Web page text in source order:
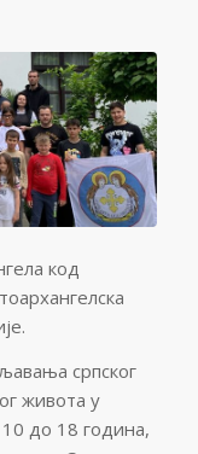
код
српског
живота у
до 18 година,